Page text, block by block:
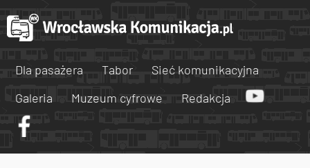
Dla pasażera Tabor
Sieć komunikacyjna
Galeria
Muzeum cyfrowe Redakcja